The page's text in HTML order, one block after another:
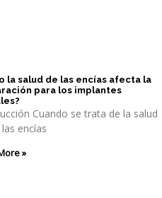
la salud de las encías afecta la
para los implantes
Cuando se trata de la salud
encías
»